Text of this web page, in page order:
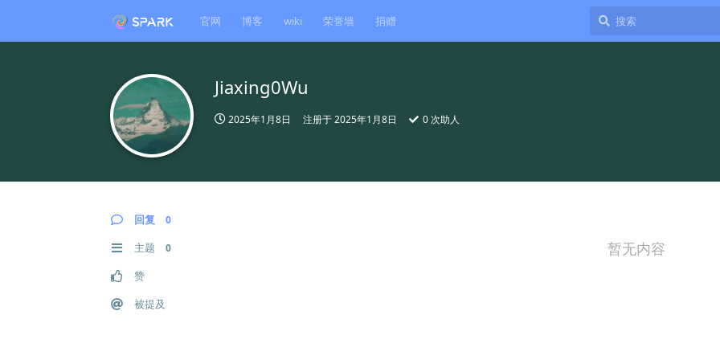
官网 博客 wiki 荣誉墙 捐赠
Jiaxing0Wu
2025年1月8日 注册于2025年1月8日 0 次助人
回复 0
主题 0
赞
被提及
暂无内容